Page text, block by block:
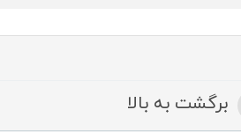
برگشت به بالا